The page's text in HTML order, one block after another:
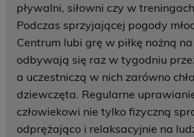
pływalni, siłowni czy w
Podczas sprzyjającej pogody
Centrum lubi grę w piłkę nożną
odbywają się raz w tygodniu
a uczestniczą w nich zarówno
dziewczęta. Regularne
człowiekowi nie tylko fizyczną
odprężająco i relaksacyjnie na